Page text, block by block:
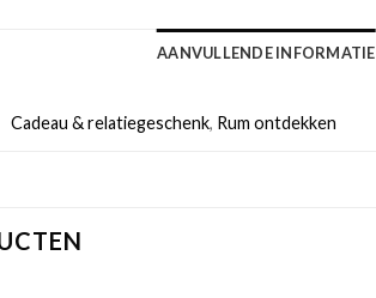
AANVULLENDE INFORMATIE
Cadeau & relatiegeschenk, Rum ontdekken